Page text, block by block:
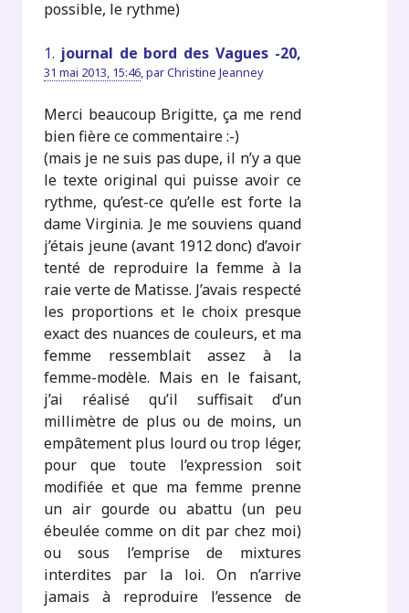
possible, le rythme)
1. journal de bord des Vagues -20,
31 mai 2013, 15:46,parChristine Jeanney
Merci beaucoup Brigitte, ça me rend
bien fière ce commentaire :-)
(mais je ne suis pas dupe, il n’y a que
le texte original qui puisse avoir ce
rythme, qu’est-ce qu’elle est forte la
dame Virginia. Je me souviens quand
j’étais jeune (avant 1912 donc) d’avoir
tenté de reproduire la femme à la
raie verte de Matisse. J’avais respecté
les proportions et le choix presque
exact des nuances de couleurs, et ma
femme ressemblait assez à la
femme-modèle. Mais en le faisant,
j’ai réalisé qu’il suffisait d’un
millimètre de plus ou de moins, un
empâtement plus lourd ou trop léger,
pour que toute l’expression soit
modifiée et que ma femme prenne
un air gourde ou abattu (un peu
ébeulée comme on dit par chez moi)
ou sous l’emprise de mixtures
interdites par la loi. On n’arrive
jamais à reproduire l’essence de